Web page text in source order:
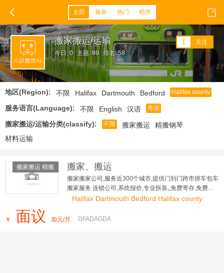
全部 最新 热门 精华
搬家搬运/运输
今日: 0 主题: 89 排名: 58
1 关注
地区(Region): 不限 Halifax Dartmouth Bedford Halifax county
服务语言(Language): 不限 English 汉语 粤语
搬家搬运/运输分类(classify): 不限 搬家搬运
精搬钢琴
材料运输
搬家搬运 精搬
钢琴 材料运
搬家、搬运
搬家搬家公司,服务近300个城市,提供门到门跨市拼车包车
搬家服务 连锁公司,系统报价,专业拆装,,免费寄存,免费评
估,全程保险
Halifax Dartmouth Bedford Halifax county
￥ 面议 加元/月 DFADAGDA